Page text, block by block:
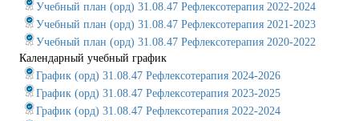
Учебный план (орд) 31.08.47 Рефлексотерапия 2022-2024
Учебный план (орд) 31.08.47 Рефлексотерапия 2021-2023
Учебный план (орд) 31.08.47 Рефлексотерапия 2020-2022
Календарный учебный график
График (орд) 31.08.47 Рефлексотерапия 2024-2026
График (орд) 31.08.47 Рефлексотерапия 2023-2025
График (орд) 31.08.47 Рефлексотерапия 2022-2024